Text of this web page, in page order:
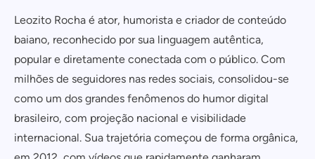
Leozito Rocha é ator, humorista e criador de conteúdo
baiano, reconhecido por sua linguagem autêntica,
popular e diretamente conectada com o público. Com
milhões de seguidores nas redes sociais, consolidou-se
como um dos grandes fenômenos do humor digital
brasileiro, com projeção nacional e visibilidade
internacional. Sua trajetória começou de forma orgânica,